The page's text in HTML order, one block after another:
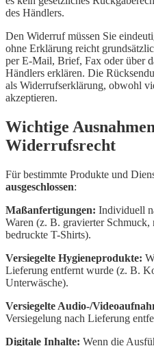
des Händlers.
Den Widerruf müssen Sie
ohne Erklärung reicht
per E-Mail, Brief, Fax oder über
Händlers erklären. Die
als Widerrufserklärung, obwohl
akzeptieren.
Wichtige
Widerrufsrecht
Für bestimmte Produkte und
ausgeschlossen:
Maßanfertigungen: Individuell
Waren (z. B. gravierter Schmuck,
bedruckte T-Shirts).
Versiegelte Hygieneprodukte:
Lieferung entfernt wurde (z. B.
Unterwäsche).
Versiegelte Audio-/
Versiegelung nach Lieferung
Digitale Inhalte: Wenn die